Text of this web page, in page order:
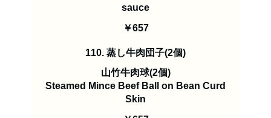
sauce
￥657
110. 蒸し牛肉団子(2個)
山竹牛肉球(2個)
Steamed Mince Beef Ball on Bean Curd
Skin